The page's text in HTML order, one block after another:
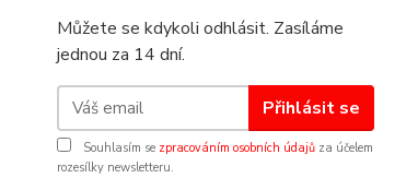
Můžete se kdykoli odhlásit. Zasíláme
jednou za 14 dní.
Přihlásit se
Souhlasím se zpracováním osobních údajů za účelem
rozesílky newsletteru.